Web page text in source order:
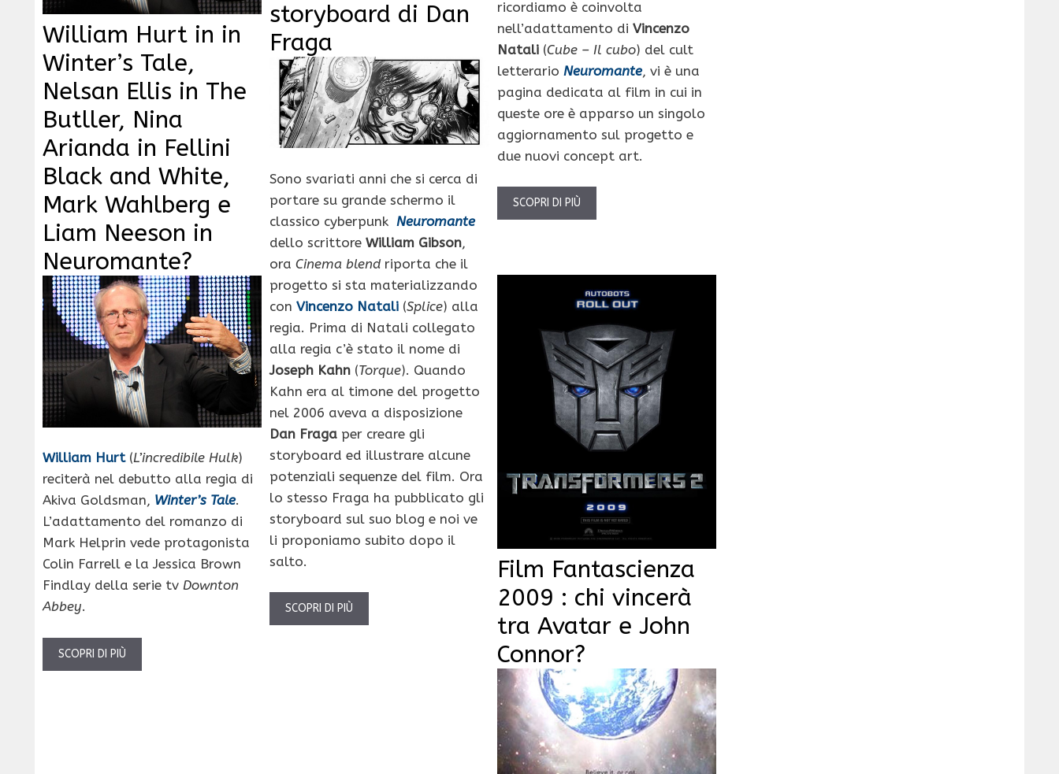
ricordiamo è coinvolta
nell’adattamento di Vincenzo
Natali(Cube – Il cubo) del cult
letterario Neuromante, vi è una
pagina dedicata al film in cui in
queste ore è apparso un singolo
aggiornamento sul progetto e
due nuovi concept art.
SCOPRI DI PIÙ
William Hurt in in
Winter’s Tale,
Nelsan Ellis in The
Butller, Nina
Arianda in Fellini
Black and White,
Mark Wahlberg e
Liam Neeson in
Neuromante?
William Hurt(L’incredibile Hulk)
reciterà nel debutto alla regia di
Akiva Goldsman, Winter’s Tale.
L’adattamento del romanzo di
Mark Helprin vede protagonista
Colin Farrell e la Jessica Brown
Findlay della serie tv Downton
Abbey.
SCOPRI DI PIÙ
storyboard di Dan
Fraga
Sono svariati anni che si cerca di
portare su grande schermo il
classico cyberpunk Neuromante
dello scrittoreWilliam Gibson,
oraCinema blend riporta che il
progetto si sta materializzando
conVincenzo Natali (Splice) alla
regia. Prima di Natali collegato
alla regia c’è stato il nome di
Joseph Kahn (Torque). Quando
Kahn era al timone del progetto
nel 2006 aveva a disposizione
Dan Fraga per creare gli
storyboard ed illustrare alcune
potenziali sequenze del film. Ora
lo stesso Fraga ha pubblicato gli
storyboard sul suo blog e noi ve
li proponiamo subito dopo il
salto.
SCOPRI DI PIÙ
Film Fantascienza
2009 : chi vincerà
tra Avatar e John
Connor?